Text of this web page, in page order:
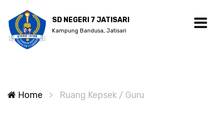
SD NEGERI 7 JATISARI
Kampung Bandusa, Jatisari
Home Ruang Kepsek / Guru